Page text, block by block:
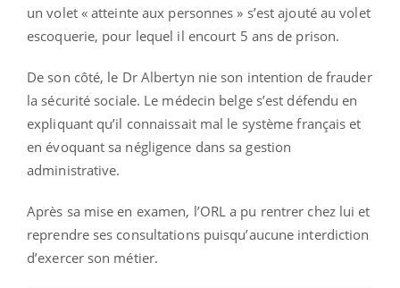
un volet « atteinte aux personnes » s’est ajouté au volet
escoquerie, pour lequel il encourt 5 ans de prison.
De son côté, le Dr Albertyn nie son intention de frauder
la sécurité sociale. Le médecin belge s’est défendu en
expliquant qu’il connaissait mal le système français et
en évoquant sa négligence dans sa gestion
administrative.
Après sa mise en examen, l’ORL a pu rentrer chez lui et
reprendre ses consultations puisqu’aucune interdiction
d’exercer son métier.